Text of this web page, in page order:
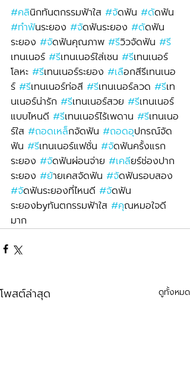
#คลินิกทันตกรรมฟ้าใส #จัดฟัน #ดัดฟัน
#ทำฟันระยอง #จัดฟันระยอง #ดัดฟัน
ระยอง #จัดฟันคุณภาพ #รีวิวจัดฟัน #ร
เทนเนอร์ #รีเทนเนอร์ใส่เชน #รีเทนเนอร์
โลหะ #รีเทนเนอร์ระยอง #เลือกสีรีเทนเนอ
ร์ #รีเทนเนอร์ท่อสี #รีเทนเนอร์ลวด #รีเท
นเนอร์น่ารัก #รีเทนเนอร์สวย #รีเทนเนอร์
แบบไหนดี #รีเทนเนอร์ไร้เพดาน #รีเทนเนอ
ร์ใส #ถอดเหล็กจัดฟัน #ถอดอุปกรณ์จัด
ฟัน #รีเทนเนอร์แฟชั่น #จัดฟันครั้งแรก
ระยอง #จัดฟันผ่อนจ่าย #เคลียร์ช่องปาก
ระยอง #ย้ายเคสจัดฟัน #จัดฟันรอบสอง
#จัดฟันระยองที่ไหนดี #จัดฟัน
ระยองbyทันตกรรมฟ้าใส #คุณหมอใจดี
มาก
โพสต์ล่าสุด ดูทั้งหมด